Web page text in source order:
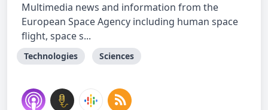
Multimedia news and information from the
European Space Agency including human space
flight, space s...
Technologies Sciences